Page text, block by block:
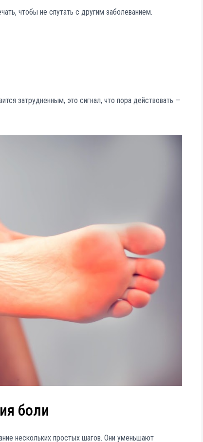
чтобы не спутать с другим заболеванием.
затрудненным, это сигнал, что пора действовать —
боли
нескольких простых шагов. Они уменьшают